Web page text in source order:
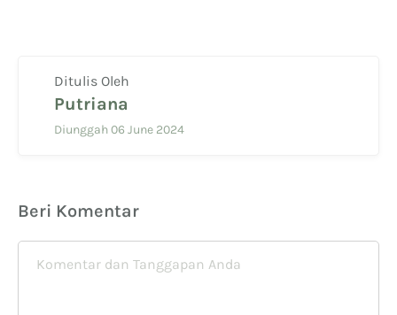
Ditulis Oleh
Putriana
Diunggah 06 June 2024
Beri Komentar